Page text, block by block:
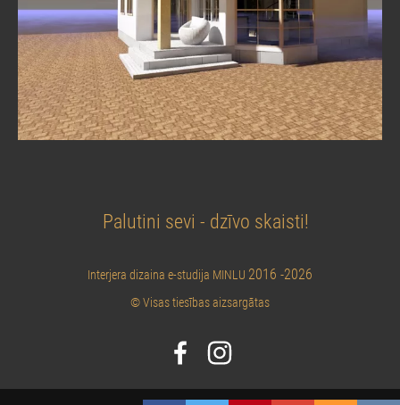
Palutini sevi - dzīvo skaisti!
Interjera dizaina e-studija MINLU 2016 -2026
© Visas tiesības aizsargātas